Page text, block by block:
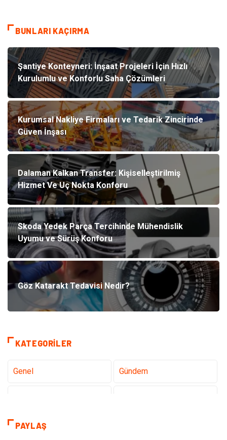
BUNLARI KAÇIRMA
Şantiye Konteyneri: İnşaat Projeleri İçin Hızlı
Kurulumlu ve Konforlu Saha Çözümleri
Kurumsal Nakliye Firmaları ve Tedarik Zincirinde
Güven İnşası
Dalaman Kalkan Transfer: Kişiselleştirilmiş
Hizmet Ve Uç Nokta Konforu
Skoda Yedek Parça Tercihinde Mühendislik
Uyumu ve Sürüş Konforu
Göz Katarakt Tedavisi Nedir?
KATEGORILER
Genel Gündem
Teknoloji & İnternet
PAYLAŞ